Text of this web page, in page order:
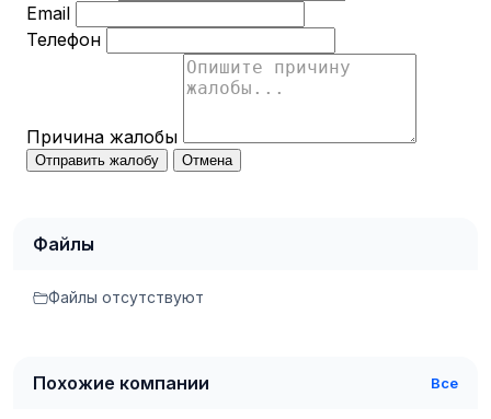
Email
Телефон
Причина жалобы
Отправить жалобу Отмена
Файлы
Файлы отсутствуют
Похожие компании Все